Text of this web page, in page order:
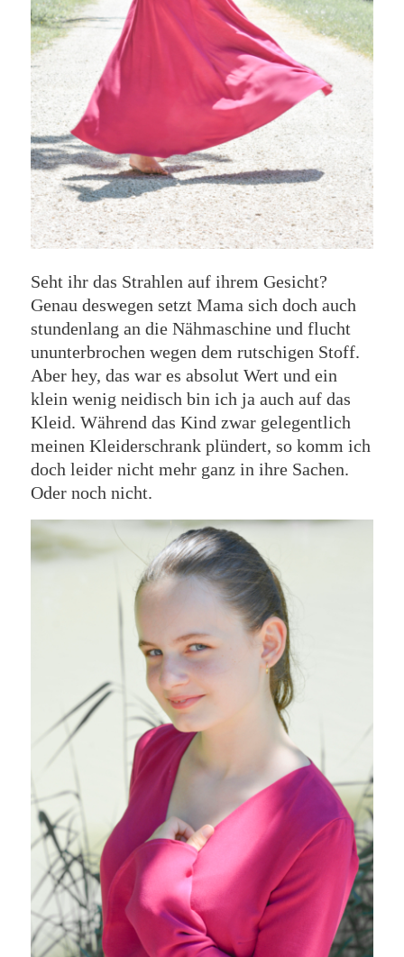
Seht ihr das Strahlen auf ihrem Gesicht?
Genau deswegen setzt Mama sich doch auch
stundenlang an die Nähmaschine und flucht
ununterbrochen wegen dem rutschigen Stoff.
Aber hey, das war es absolut Wert und ein
klein wenig neidisch bin ich ja auch auf das
Kleid. Während das Kind zwar gelegentlich
meinen Kleiderschrank plündert, so komm ich
doch leider nicht mehr ganz in ihre Sachen.
Oder noch nicht.